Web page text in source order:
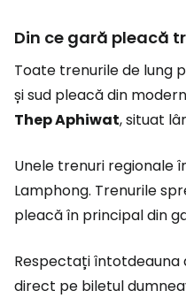
Din ce gară pleacă
Toate trenurile de lung
și sud pleacă din
Thep Aphiwat, situat
Unele trenuri regionale
Lamphong. Trenurile
pleacă în principal din
Respectați întotdeauna
direct pe biletul